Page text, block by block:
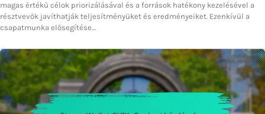
magas értékű célok priorizálásával és a források hatékony kezelésével a
résztvevők javíthatják teljesítményüket és eredményeiket. Ezenkívül a
csapatmunka elősegítése…